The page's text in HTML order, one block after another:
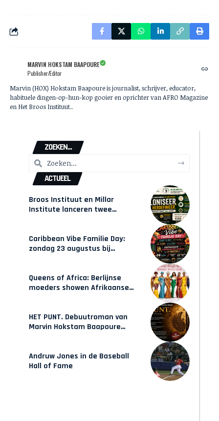
MARVIN HOKSTAM BAAPOURE
Publisher/Editor
Marvin (HOX) Hokstam Baapoure is journalist, schrijver, educator,
habituele dingen-op-hun-kop gooier en oprichter van AFRO Magazine
en Het Broos Instituut..
ZOEKEN...
ACTUEEL
Broos Instituut en Millar
Institute lanceren twee
Caribbean Vibe Familie Day:
zondag 23 augustus bij
Queens of Africa: Berlijnse
moeders showen Afrikaanse
HET PUNT. Debuutroman van
Marvin Hokstam Baapoure
Andruw Jones in de Baseball
Hall of Fame